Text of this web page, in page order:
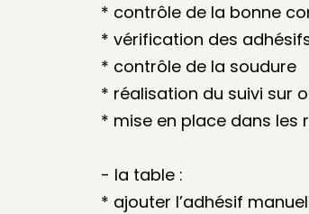
* contrôle de la bonne
* vérification des
* contrôle de la soudure
* réalisation du suivi sur
* mise en place dans les
- la table :
* ajouter l’adhésif